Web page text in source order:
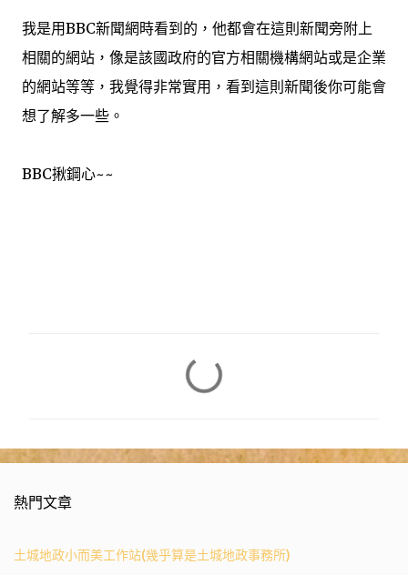
我是用BBC新聞網時看到的，他都會在這則新聞旁附上
相關的網站，像是該國政府的官方相關機構網站或是企業
的網站等等，我覺得非常實用，看到這則新聞後你可能會
想了解多一些。
BBC揪鋼心~~
熱門文章
土城地政小而美工作站(幾乎算是土城地政事務所)